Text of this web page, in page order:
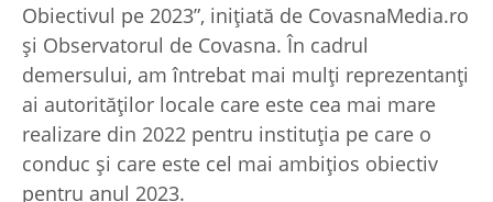
Obiectivul pe 2023”, inițiată de CovasnaMedia.ro
și Observatorul de Covasna. În cadrul
demersului, am întrebat mai mulți reprezentanți
ai autorităților locale care este cea mai mare
realizare din 2022 pentru instituția pe care o
conduc și care este cel mai ambițios obiectiv
pentru anul 2023.